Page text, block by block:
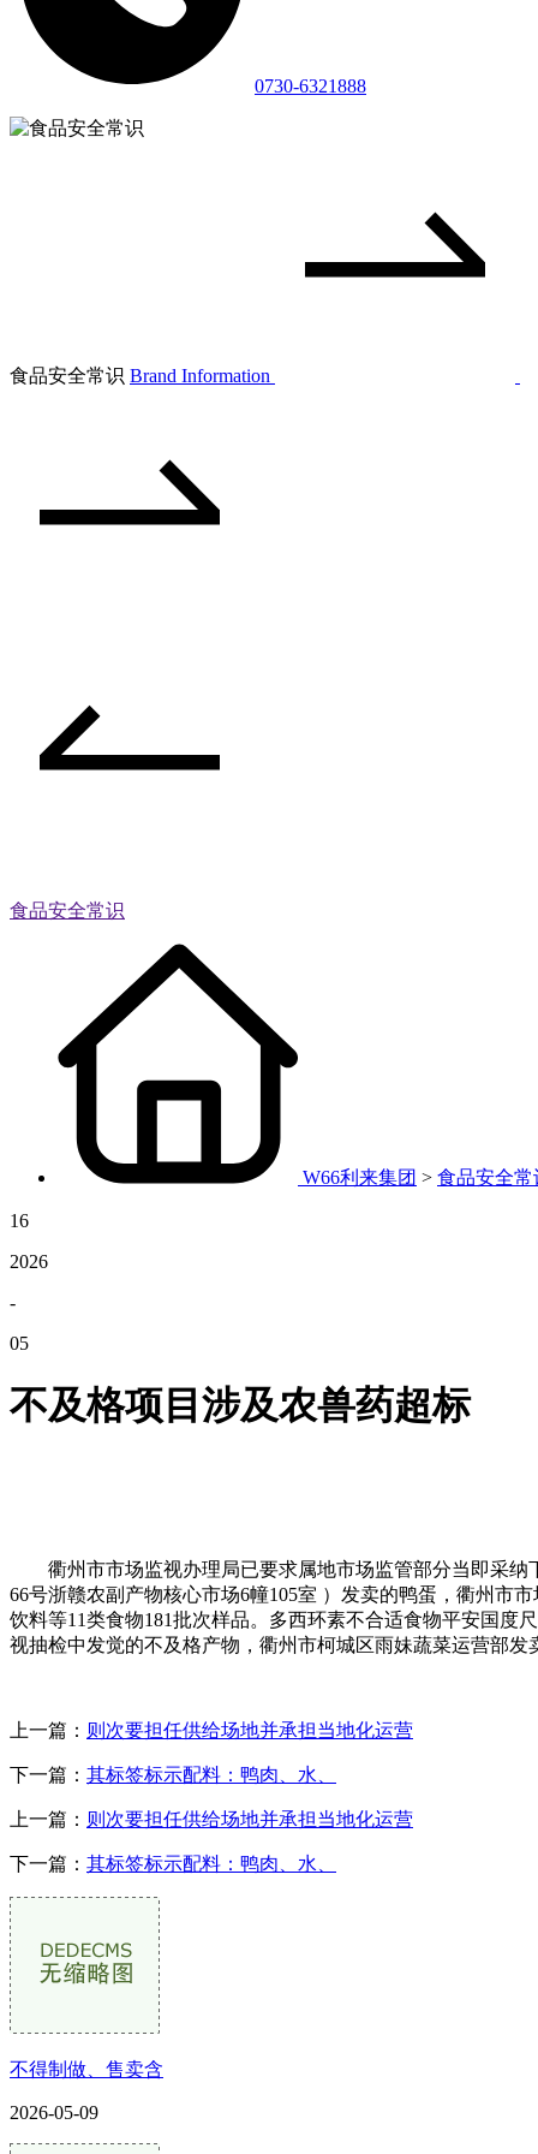
0730-6321888
食品安全常识 Brand Information
食品安全常识
W66利来集团 > 食品安全常
16
2026
-
05
不及格项目涉及农兽药超标
衢州市市场监视办理局已要求属地市场监管部分当即采纳
66号浙赣农副产物核心市场6幢105室 ）发卖的鸭蛋，衢州市
饮料等11类食物181批次样品。多西环素不合适食物平安国度
视抽检中发觉的不及格产物，衢州市柯城区雨妹蔬菜运营部发
上一篇： 则次要担任供给场地并承担当地化运营
下一篇： 其标签标示配料：鸭肉、水、
上一篇： 则次要担任供给场地并承担当地化运营
下一篇： 其标签标示配料：鸭肉、水、
不得制做、售卖含
2026-05-09